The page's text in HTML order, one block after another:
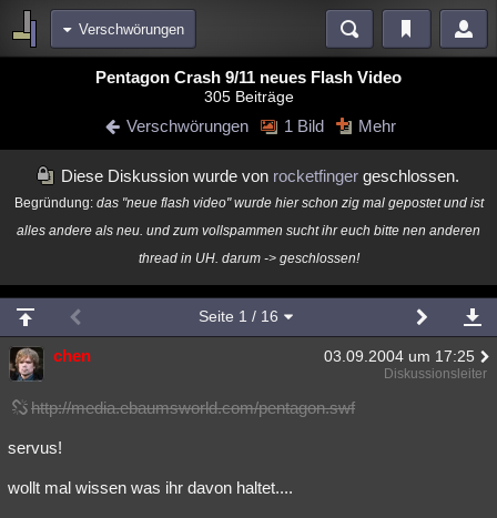
Verschwörungen
Blogs Videos
meine Rubriken
Menschen Wissenschaft Politik Mystery Kriminalfälle
Verschwörungen Technologie
Natur Umfragen Unterhaltung
weitere Rubriken
Philosophie Literatur
Astronomie Helpdesk Gruppen Gaming
Musik
Übersichten
Pentagon Crash 9/11 neues Flash Video
305 Beiträge
Verschwörungen 1 Bild Mehr
Diese Diskussion wurde von rocketfingergeschlossen.
Begründung: das "neue flash video" wurde hier schon zig mal gepostet und ist
alles andere als neu. und zum vollspammen sucht ihr euch bitte nen anderen
thread in UH. darum -> geschlossen!
Seite 1 / 16
chen 03.09.2004 um 17:25
Diskussionsleiter
http://media.ebaumsworld.com/pentagon.swf
servus!
wollt mal wissen was ihr davon haltet....